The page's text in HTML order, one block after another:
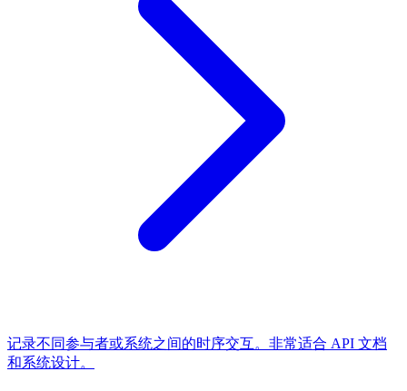
记录不同参与者或系统之间的时序交互。非常适合 API 文档
和系统设计。